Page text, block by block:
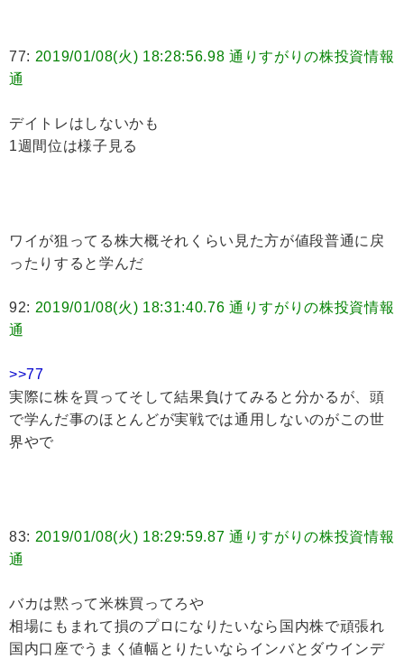
77: 2019/01/08(火) 18:28:56.98 通りすがりの株投資情報
通
デイトレはしないかも
1週間位は様子見る
ワイが狙ってる株大概それくらい見た方が値段普通に戻
ったりすると学んだ
92: 2019/01/08(火) 18:31:40.76 通りすがりの株投資情報
通
>>77
実際に株を買ってそして結果負けてみると分かるが、頭
で学んだ事のほとんどが実戦では通用しないのがこの世
界やで
83: 2019/01/08(火) 18:29:59.87 通りすがりの株投資情報
通
バカは黙って米株買ってろや
相場にもまれて損のプロになりたいなら国内株で頑張れ
国内口座でうまく値幅とりたいならインバとダウインデ